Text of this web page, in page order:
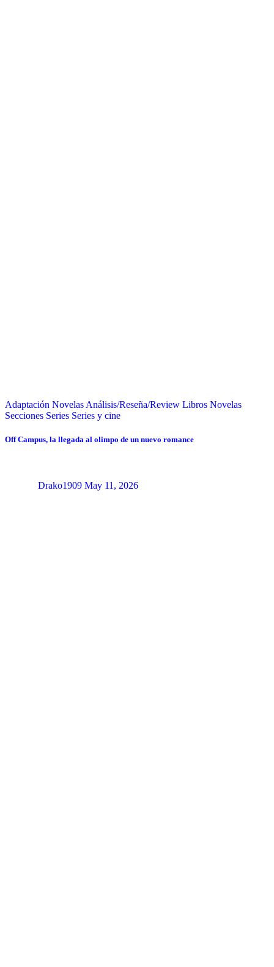
Adaptación Novelas Análisis/Reseña/Review Libros Novelas
Secciones Series Series y cine
Off Campus, la llegada al olimpo de un nuevo romance
Drako1909 May 11, 2026